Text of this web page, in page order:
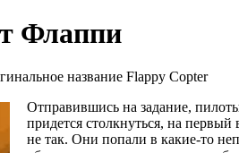
Флаппи
название Flappy Copter
Отправившись на задание,
придется столкнуться, на
не так. Они попали в какие-то